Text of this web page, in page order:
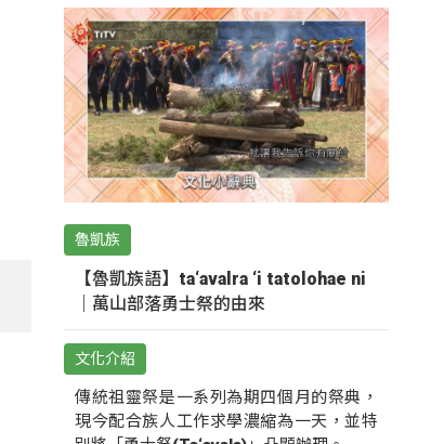
魯凱族
【魯凱族語】ta‘avalra ‘i tatolohae ni
｜萬山部落勇士祭的由來
文化介紹
傳統祖靈祭是一系列為期四個月的祭典，
現今配合族人工作求學濃縮為一天，並特